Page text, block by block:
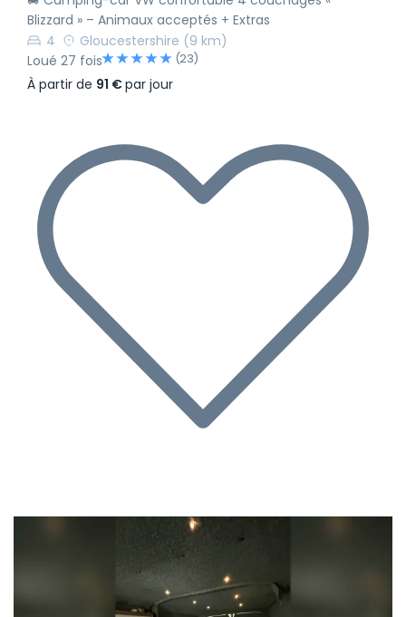
Blizzard » – Animaux acceptés + Extras
4
Gloucestershire (9 km)
Loué 27 fois
(23)
À partir de 91 €par jour